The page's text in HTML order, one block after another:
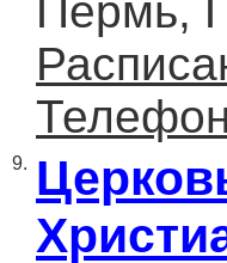
Пермь,
9.